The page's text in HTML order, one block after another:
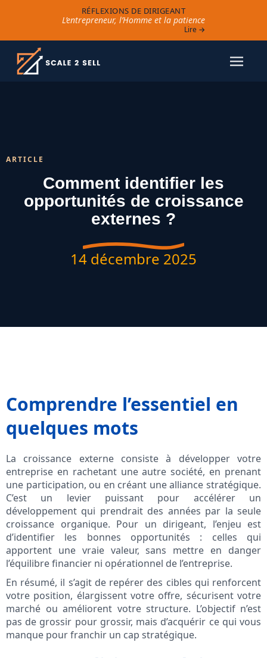
RÉFLEXIONS DE DIRIGEANT
L’entrepreneur, l’Homme et la patience
Lire →
ARTICLE
Comment identifier les
opportunités de croissance
externes ?
14 décembre 2025
Comprendre l’essentiel en
quelques mots
La croissance externe consiste à développer votre
entreprise en rachetant une autre société, en prenant
une participation, ou en créant une alliance stratégique.
C’est un levier puissant pour accélérer un
développement qui prendrait des années par la seule
croissance organique. Pour un dirigeant, l’enjeu est
d’identifier les bonnes opportunités : celles qui
apportent une vraie valeur, sans mettre en danger
l’équilibre financier ni opérationnel de l’entreprise.
En résumé, il s’agit de repérer des cibles qui renforcent
votre position, élargissent votre offre, sécurisent votre
marché ou améliorent votre structure. L’objectif n’est
pas de grossir pour grossir, mais d’acquérir ce qui vous
manque pour franchir un cap stratégique.